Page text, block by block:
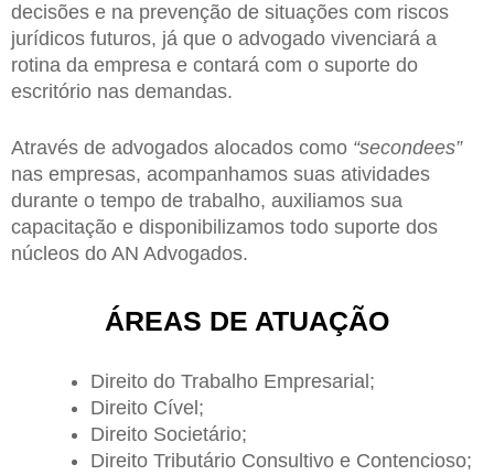
decisões e na prevenção de situações com riscos
jurídicos futuros, já que o advogado vivenciará a
rotina da empresa e contará com o suporte do
escritório nas demandas.
Através de advogados alocados como “secondees”
nas empresas, acompanhamos suas atividades
durante o tempo de trabalho, auxiliamos sua
capacitação e disponibilizamos todo suporte dos
núcleos do AN Advogados.
ÁREAS DE ATUAÇÃO
Direito do Trabalho Empresarial;
Direito Cível;
Direito Societário;
Direito Tributário Consultivo e Contencioso;